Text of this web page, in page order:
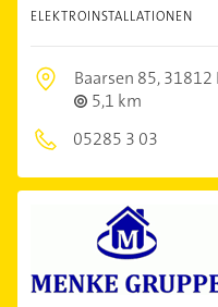
ELEKTROINSTALLATIONEN
Baarsen 85,31812
5,1 km
05285 3 03